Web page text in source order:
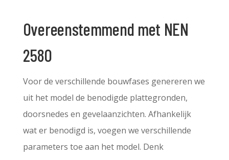
Overeenstemmend met NEN
2580
Voor de verschillende bouwfases genereren we
uit het model de benodigde plattegronden,
doorsnedes en gevelaanzichten. Afhankelijk
wat er benodigd is, voegen we verschillende
parameters toe aan het model. Denk